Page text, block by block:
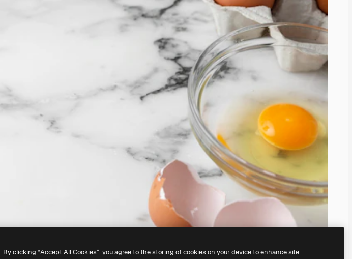
By clicking “Accept All Cookies”, you agree to the storing of cookies on your device to enhance site